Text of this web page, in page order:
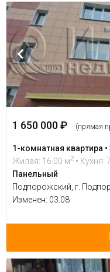
1 650 000 ₽ (прямая
1-комнатная квартира
Жилая: 16.00 м2 • Кухня:
Панельный
Подпорожский, г.
Изменен: 03.08